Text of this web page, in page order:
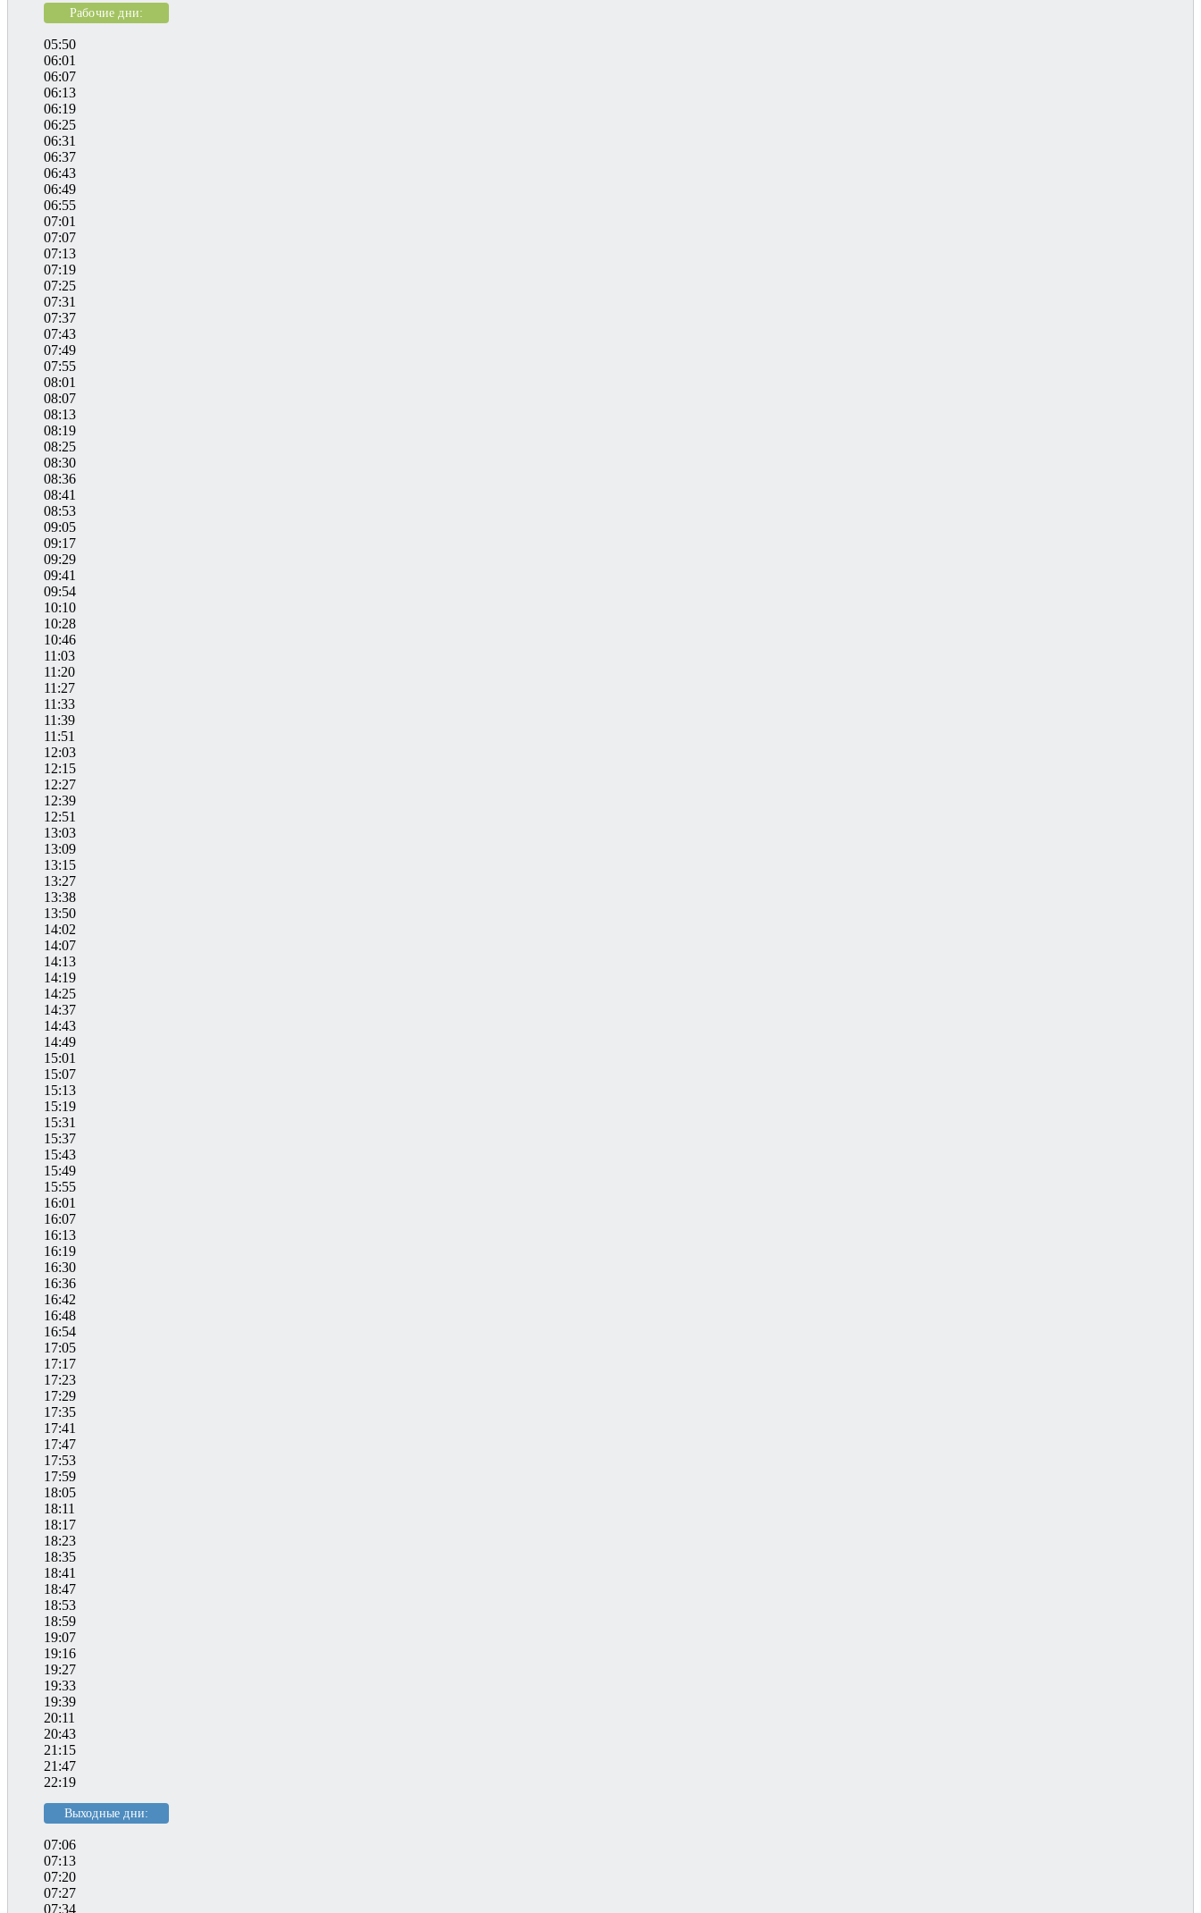
Рабочие дни:
05:50
06:01
06:07
06:13
06:19
06:25
06:31
06:37
06:43
06:49
06:55
07:01
07:07
07:13
07:19
07:25
07:31
07:37
07:43
07:49
07:55
08:01
08:07
08:13
08:19
08:25
08:30
08:36
08:41
08:53
09:05
09:17
09:29
09:41
09:54
10:10
10:28
10:46
11:03
11:20
11:27
11:33
11:39
11:51
12:03
12:15
12:27
12:39
12:51
13:03
13:09
13:15
13:27
13:38
13:50
14:02
14:07
14:13
14:19
14:25
14:37
14:43
14:49
15:01
15:07
15:13
15:19
15:31
15:37
15:43
15:49
15:55
16:01
16:07
16:13
16:19
16:30
16:36
16:42
16:48
16:54
17:05
17:17
17:23
17:29
17:35
17:41
17:47
17:53
17:59
18:05
18:11
18:17
18:23
18:35
18:41
18:47
18:53
18:59
19:07
19:16
19:27
19:33
19:39
20:11
20:43
21:15
21:47
22:19
Выходные дни:
07:06
07:13
07:20
07:27
07:34